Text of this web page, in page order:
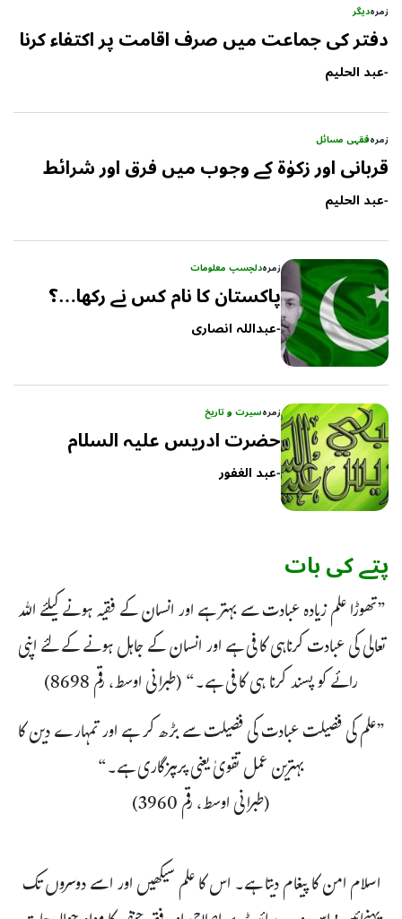
زمرہدیگر
دفتر کی جماعت میں صرف اقامت پر اکتفاء کرنا
-عبد الحلیم
زمرہفقہی مسائل
قربانی اور زکوٰۃ کے وجوب میں فرق اور شرائط
-عبد الحلیم
زمرہدلچسپ معلومات
پاکستان کا نام کس نے رکھا…؟
-عبداللہ انصاری
زمرہسیرت و تاریخ
حضرت ادریس علیہ السلام
-عبد الغفور
پتے کی بات
”تھوڑا علم زیادہ عبادت سے بہتر ہے اور انسان کے فقیہ ہونے کیلئے اللہ
تعالی کی عبادت کرناہی کافی ہے اور انسان کے جاہل ہونے کے لئے اپنی
رائے کو پسند کرنا ہی کافی ہے۔“ (طبرانی اوسط، رقم 8698)
”علم کی فضیلت عبادت کی فضیلت سے بڑھ کر ہے اور تمہارے دین کا
بہترین عمل تقویٰ یعنی پرہیزگاری ہے۔“
(طبرانی اوسط، رقم 3960)
اسلام امن کا پیغام دیتا ہے۔ اس کا علم سیکھیں اور اسے دوسروں تک